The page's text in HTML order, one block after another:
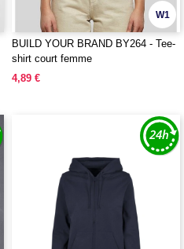
W1
BUILD YOUR BRAND BY264 - Tee-
shirt court femme
4,89 €